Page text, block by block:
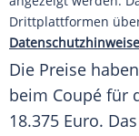
Drittplattformen
Die Preise
beim Coupé für
18.375 Euro. Das